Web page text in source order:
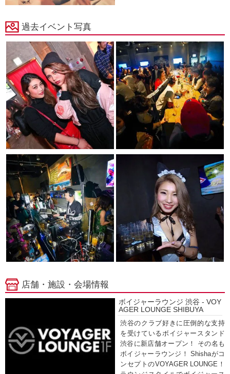
過去イベント写真
店舗・施設・会場情報
ボイジャーラウンジ 渋谷 - VOY
AGER LOUNGE SHIBUYA
渋谷のクラブ好きに圧倒的な支持
を受けているボイジャースタンド
渋谷に新店舗オープン！ その名も
ボイジャーラウンジ！ Shishaがコ
ンセプトのVOYAGER LOUNGE！